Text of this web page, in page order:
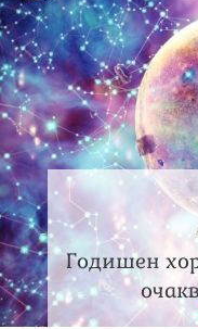
Годишен